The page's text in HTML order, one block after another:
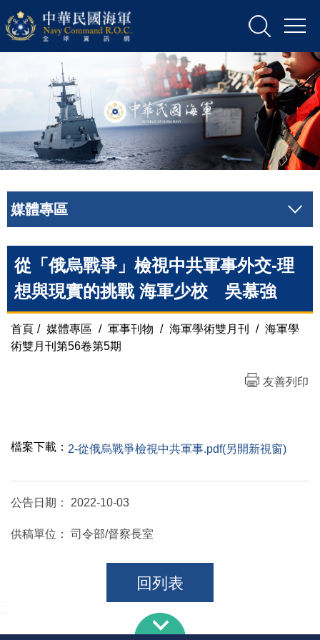
媒體專區
從「俄烏戰爭」檢視中共軍事外交-理
想與現實的挑戰 海軍少校 吳慕強
首頁 / 媒體專區 / 軍事刊物 / 海軍學術雙月刊 / 海軍學
術雙月刊第56卷第5期
友善列印
檔案下載： 2-從俄烏戰爭檢視中共軍事.pdf(另開新視窗)
公告日期： 2022-10-03
供稿單位： 司令部/督察長室
回列表